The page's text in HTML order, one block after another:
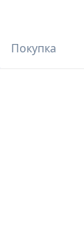
Покупка